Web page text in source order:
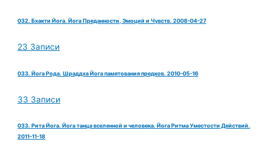
032. Бхакти Йога. Йога Преданности, Эмоций и Чувств. 2008-04-27
23 Записи
033. Йога Рода. Шраддха Йога памятования предков. 2010-05-16
33 Записи
033. Рита Йога. Йога танца вселенной и человека. Йога Ритма Уместости Действий.
2011-11-18